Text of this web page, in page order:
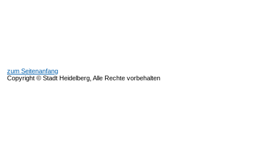
zum Seitenanfang
Copyright © Stadt Heidelberg, Alle Rechte vorbehalten